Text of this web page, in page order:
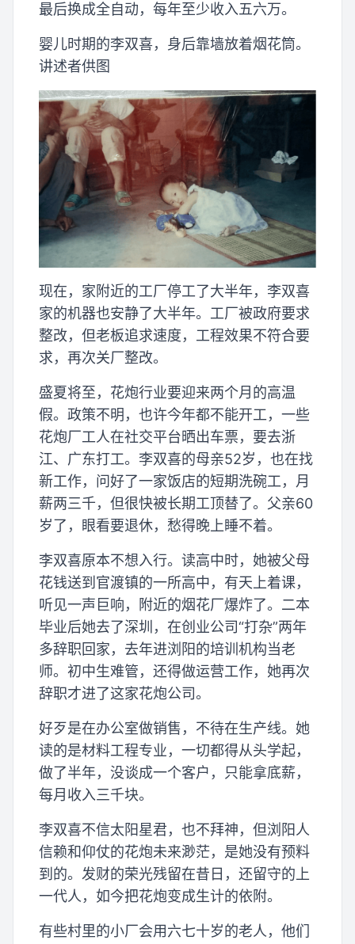
最后换成全自动，每年至少收入五六万。
婴儿时期的李双喜，身后靠墙放着烟花筒。
讲述者供图
现在，家附近的工厂停工了大半年，李双喜
家的机器也安静了大半年。工厂被政府要求
整改，但老板追求速度，工程效果不符合要
求，再次关厂整改。
盛夏将至，花炮行业要迎来两个月的高温
假。政策不明，也许今年都不能开工，一些
花炮厂工人在社交平台晒出车票，要去浙
江、广东打工。李双喜的母亲52岁，也在找
新工作，问好了一家饭店的短期洗碗工，月
薪两三千，但很快被长期工顶替了。父亲60
岁了，眼看要退休，愁得晚上睡不着。
李双喜原本不想入行。读高中时，她被父母
花钱送到官渡镇的一所高中，有天上着课，
听见一声巨响，附近的烟花厂爆炸了。二本
毕业后她去了深圳，在创业公司“打杂”两年
多辞职回家，去年进浏阳的培训机构当老
师。初中生难管，还得做运营工作，她再次
辞职才进了这家花炮公司。
好歹是在办公室做销售，不待在生产线。她
读的是材料工程专业，一切都得从头学起，
做了半年，没谈成一个客户，只能拿底薪，
每月收入三千块。
李双喜不信太阳星君，也不拜神，但浏阳人
信赖和仰仗的花炮未来渺茫，是她没有预料
到的。发财的荣光残留在昔日，还留守的上
一代人，如今把花炮变成生计的依附。
有些村里的小厂会用六七十岁的老人，他们